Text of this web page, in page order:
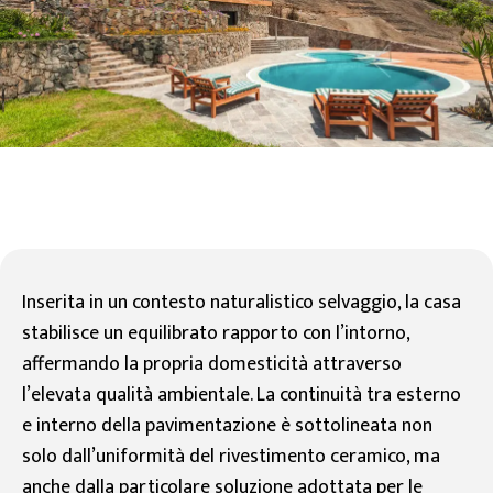
Inserita in un contesto naturalistico selvaggio, la casa
stabilisce un equilibrato rapporto con l’intorno,
affermando la propria domesticità attraverso
l’elevata qualità ambientale. La continuità tra esterno
e interno della pavimentazione è sottolineata non
solo dall’uniformità del rivestimento ceramico, ma